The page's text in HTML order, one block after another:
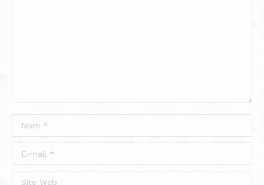
Nom *
E-mail *
Site Web